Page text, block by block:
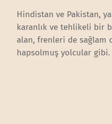
Hindistan ve Pakistan,
karanlık ve tehlikeli bir
alan, frenleri de sağlam
hapsolmuş yolcular gibi.